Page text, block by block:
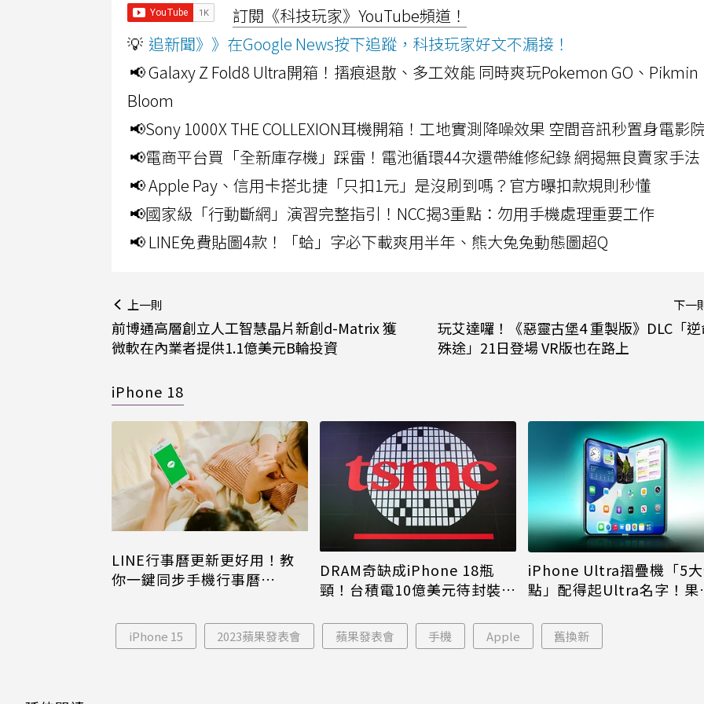
訂閱《科技玩家》YouTube頻道！
💡 追新聞》》在Google News按下追蹤，科技玩家好文不漏接！
📢 Galaxy Z Fold8 Ultra開箱！摺痕退散、多工效能 同時爽玩Pokemon GO、Pikmin
Bloom
📢Sony 1000X THE COLLEXION耳機開箱！工地實測降噪效果 空間音訊秒置身電影
📢電商平台買「全新庫存機」踩雷！電池循環44次還帶維修紀錄 網揭無良賣家手法
📢 Apple Pay、信用卡搭北捷「只扣1元」是沒刷到嗎？官方曝扣款規則秒懂
📢國家級「行動斷網」演習完整指引！NCC揭3重點：勿用手機處理重要工作
📢 LINE免費貼圖4款！「蛤」字必下載爽用半年、熊大兔兔動態圖超Q
上一則
前博通高層創立人工智慧晶片新創d-Matrix 獲
微軟在內業者提供1.1億美元B輪投資
下一
玩艾達囉！《惡靈古堡4 重製版》DLC「
殊途」21日登場 VR版也在路上
iPhone 18
LINE行事曆更新更好用！教
你一鍵同步手機行事曆
DRAM奇缺成iPhone 18瓶
頸！台積電10億美元待封裝晶
iPhone Ultra摺疊機「5
點」配得起Ultra名字！果
iPhone 15 2023蘋果發表會 蘋果發表會 手機 Apple 舊換新